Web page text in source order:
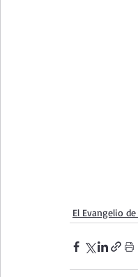
El Evangelio